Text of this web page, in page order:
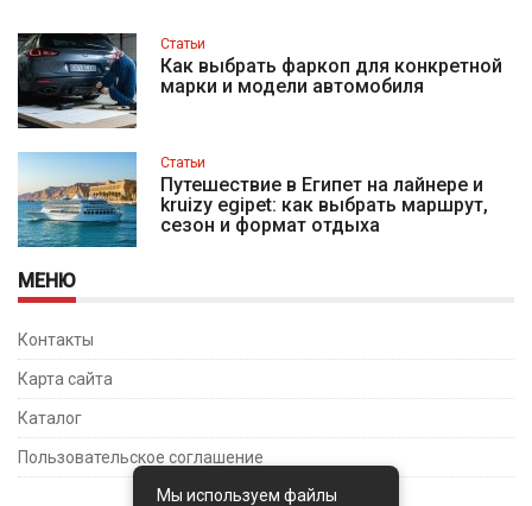
Статьи
Как выбрать фаркоп для конкретной
марки и модели автомобиля
Статьи
Путешествие в Египет на лайнере и
kruizy egipet: как выбрать маршрут,
сезон и формат отдыха
МЕНЮ
Контакты
Карта сайта
Каталог
Пользовательское соглашение
Мы используем файлы